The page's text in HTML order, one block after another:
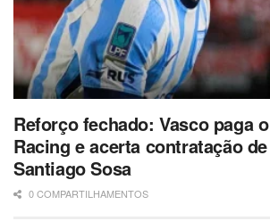
Reforço fechado: Vasco paga o
Racing e acerta contratação de
Santiago Sosa
0 COMPARTILHAMENTOS